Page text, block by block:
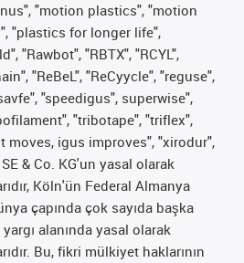
"motion plastics", "motion
"plastics for longer life",
"Rawbot", "RBTX", "RCYL",
"ReBeL", "ReCyycle", "reguse",
"speedigus", superwise",
"tribotape", "triflex",
moves, igus improves", "xirodur",
& Co. KG'un yasal olarak
Köln'ün Federal Almanya
çapında çok sayıda başka
alanında yasal olarak
Bu, fikri mülkiyet haklarının